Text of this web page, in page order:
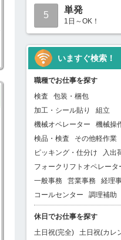
5
単発
1日～OK！
いますぐ検索！
職種でお仕事を探す
検査
包装・梱包
加工・シール貼り
組立
機械オペレーター
機械操
検品・検査
その他軽作業
ピッキング・仕分け
入出
フォークリフトオペレータ
一般事務
営業事務
経理
コールセンター
調理補助
休日でお仕事を探す
土日祝(完全)
土日祝(カレ